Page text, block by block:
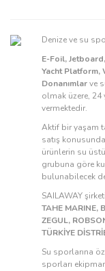
Denize ve su
E-Foil,
Yacht Platform,
Donanımlarve
olmak üzere, 24
vermektedir.
Aktif bir yaşam
satış
ürünlerin su
grubuna göre
bulunabilecek
SAILAWAY
TAHE MARINE,
ZEGUL,
TÜRKİYE
Su sporlarına
sporları